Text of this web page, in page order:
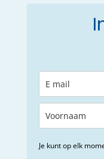
Je kunt op elk